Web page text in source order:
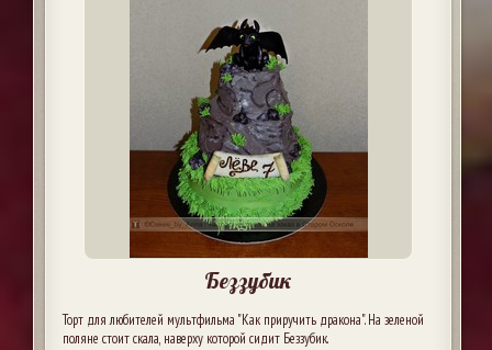
Беззубик
Торт для любителей мультфильма "Как приручить дракона". На зеленой
поляне стоит скала, наверху которой сидит Беззубик.